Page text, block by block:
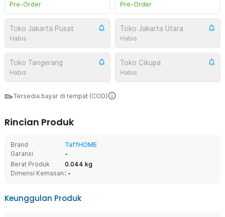
Pre-Order Pre-Order
Toko Jakarta Pusat
Habis
Toko Jakarta Utara
Habis
Toko Tangerang
Habis
Toko Cikupa
Habis
Tersedia bayar di tempat (COD)
Rincian Produk
Brand
TaffHOME
Garansi
-
Berat Produk
0.044 kg
Dimensi Kemasan : -
Keunggulan Produk